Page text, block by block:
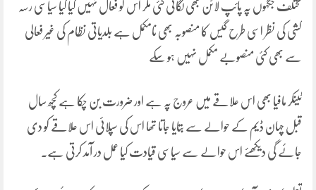
مختلف جگہوں پہ پائپ لائن بھی لگائی گئی مگر اس کو فعال نہیں کیا گیا سیاسی رسہ
کشی کی نظر اسی طرح گیس کا منصوبہ بھی نامکمل ہے بلدیاتی نظام کی غیر فعالی
سے بھی کئی منصوبے مکمل نہیں ہو سکے
ٹینکر مافیا بھی اس علاقے میں عروج پہ ہے اور ضرورت بن چکا ہے کچھ سال
قبل چہان ڈیم کے حوالے سے بتایا جاتا تھا اس کی سپلائی اس علاقے کو دی
جائے گی دیکھئے اس حوالے سے سیاسی قیادت کیا عمل در آمد کرتی ہے۔